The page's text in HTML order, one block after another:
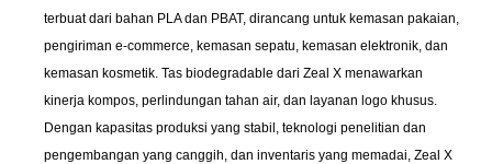
terbuat dari bahan PLA dan PBAT, dirancang untuk kemasan pakaian,
pengiriman e-commerce, kemasan sepatu, kemasan elektronik, dan
kemasan kosmetik. Tas biodegradable dari Zeal X menawarkan
kinerja kompos, perlindungan tahan air, dan layanan logo khusus.
Dengan kapasitas produksi yang stabil, teknologi penelitian dan
pengembangan yang canggih, dan inventaris yang memadai, Zeal X